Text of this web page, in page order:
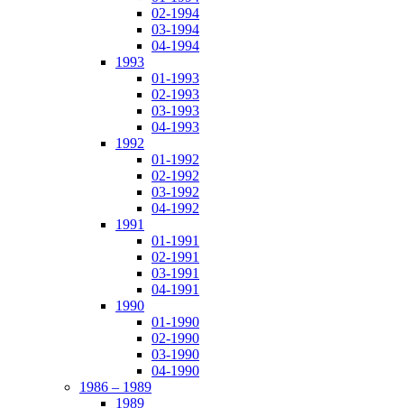
02-1994
03-1994
04-1994
1993
01-1993
02-1993
03-1993
04-1993
1992
01-1992
02-1992
03-1992
04-1992
1991
01-1991
02-1991
03-1991
04-1991
1990
01-1990
02-1990
03-1990
04-1990
1986 – 1989
1989